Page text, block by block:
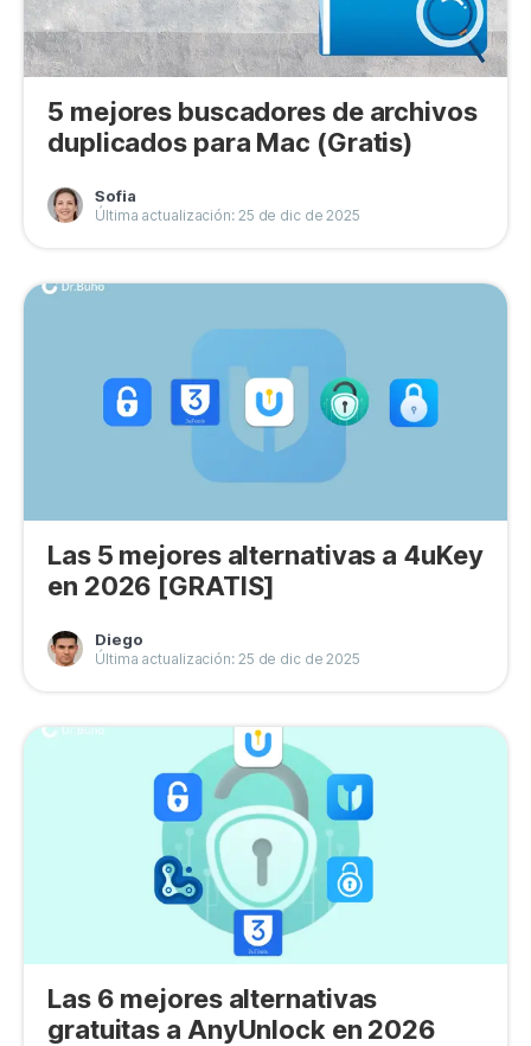
5 mejores buscadores de archivos
duplicados para Mac (Gratis)
Sofia
Última actualización: 25 de dic de 2025
Las 5 mejores alternativas a 4uKey
en 2026 [GRATIS]
Diego
Última actualización: 25 de dic de 2025
Las 6 mejores alternativas
gratuitas a AnyUnlock en 2026